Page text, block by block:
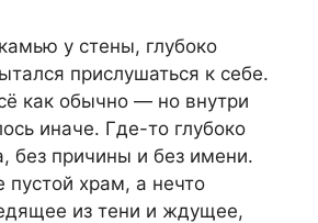
у стены, глубоко
прислушаться к себе.
как обычно — но внутри
иначе. Где-то глубоко
без причины и без имени.
пустой храм, а нечто
из тени и ждущее,